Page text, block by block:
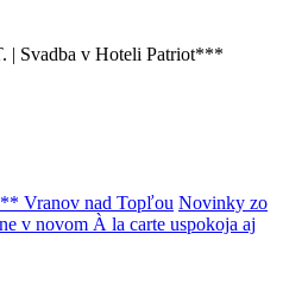
Novinky zo
v novom À la carte uspokoja aj